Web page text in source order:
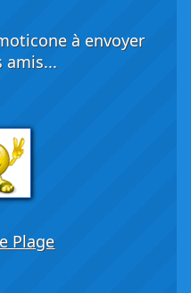
à envoyer
amis...
Plage